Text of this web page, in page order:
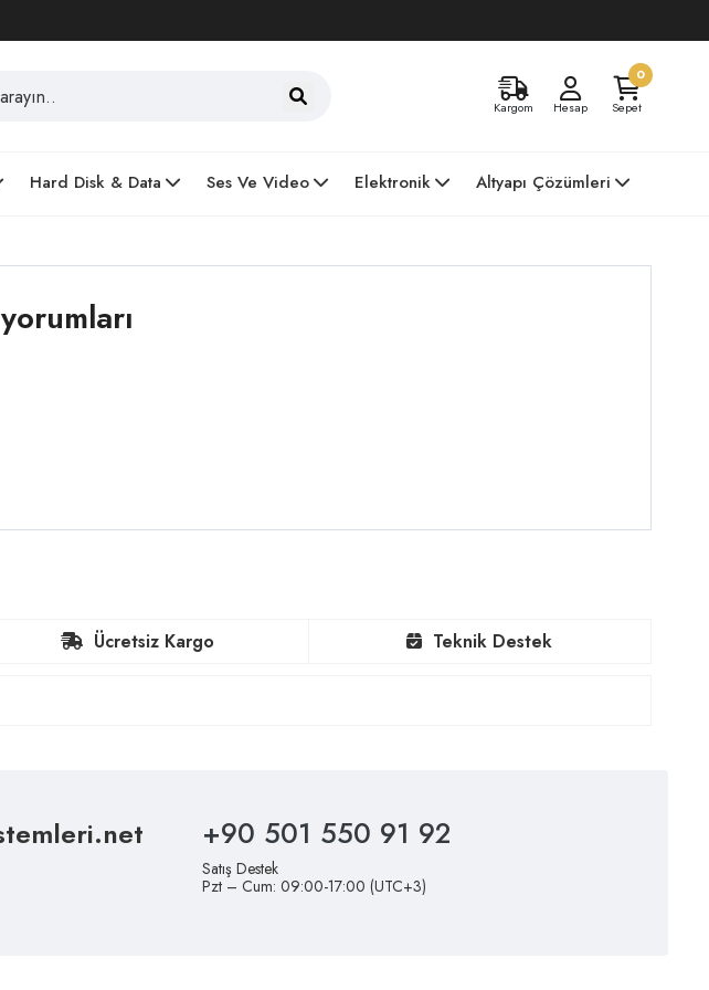
Kargom Hesap
0
Sepet
Hard Disk & Data Ses Ve Video Elektronik Altyapı Çözümleri
Ücretsiz Kargo Teknik Destek
+90 501 550 91 92
Satış Destek
Pzt – Cum: 09:00-17:00 (UTC+3)